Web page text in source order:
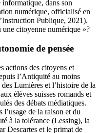
informatique, dans son
numérique, officialisé en
Publique, 2021).
citoyenne numérique »?
de pensée
actions des citoyens et
l’Antiquité au moins
Lumières et l’histoire de la
élèves suisses romands et
des débats médiatiques.
l’usage de la raison et du
à la tolérance (Lessing), la
Descartes et le primat de